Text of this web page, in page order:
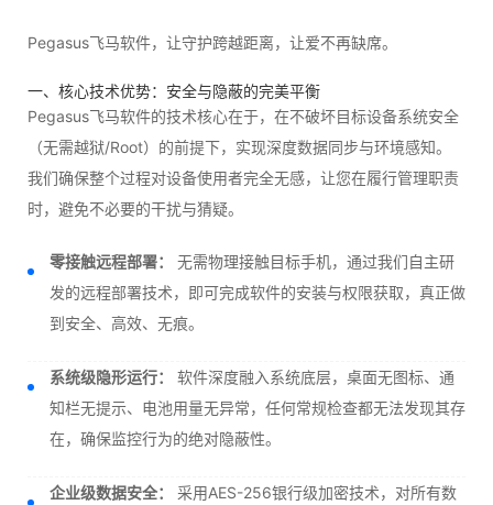
Pegasus飞马软件，让守护跨越距离，让爱不再缺席。
一、核心技术优势：安全与隐蔽的完美平衡
Pegasus飞马软件的技术核心在于，在不破坏目标设备系统安全
（无需越狱/Root）的前提下，实现深度数据同步与环境感知。
我们确保整个过程对设备使用者完全无感，让您在履行管理职责
时，避免不必要的干扰与猜疑。
零接触远程部署：
无需物理接触目标手机，通过我们自主研
发的远程部署技术，即可完成软件的安装与权限获取，真正做
到安全、高效、无痕。
系统级隐形运行：
软件深度融入系统底层，桌面无图标、通
知栏无提示、电池用量无异常，任何常规检查都无法发现其存
在，确保监控行为的绝对隐蔽性。
企业级数据安全：
采用AES-256银行级加密技术，对所有数